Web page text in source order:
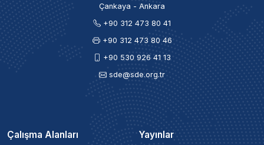
Çankaya - Ankara
+90 312 473 80 41
+90 312 473 80 46
+90 530 926 41 13
sde@sde.org.tr
Çalışma Alanları Yayınlar